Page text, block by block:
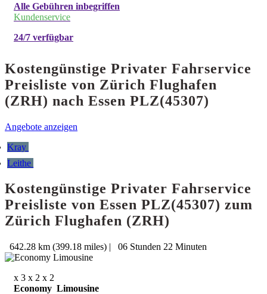
Alle Gebühren inbegriffen
Kundenservice
24/7 verfügbar
Kostengünstige Privater Fahrservice
Preisliste von Zürich Flughafen
(ZRH) nach Essen PLZ(45307)
Angebote anzeigen
Kray
Leithe
Kostengünstige Privater Fahrservice
Preisliste von Essen PLZ(45307) zum
Zürich Flughafen (ZRH)
642.28 km (399.18 miles) | 06 Stunden 22 Minuten
x 3 x 2 x 2
Economy Limousine